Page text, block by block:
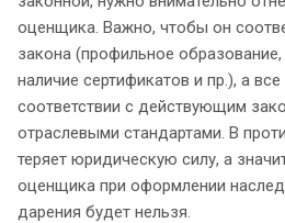
оценщика. Важно, чтобы он
закона (профильное
наличие сертификатов и пр.), а
соответствии с действующим
отраслевыми стандартами. В
теряет юридическую силу, а
оценщика при оформлении
дарения будет нельзя.